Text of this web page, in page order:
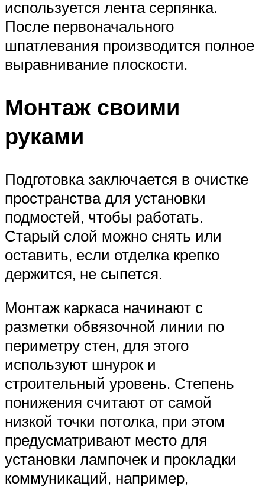
используется лента серпянка.
После первоначального
шпатлевания производится полное
выравнивание плоскости.
Монтаж своими
руками
Подготовка заключается в очистке
пространства для установки
подмостей, чтобы работать.
Старый слой можно снять или
оставить, если отделка крепко
держится, не сыпется.
Монтаж каркаса начинают с
разметки обвязочной линии по
периметру стен, для этого
используют шнурок и
строительный уровень. Степень
понижения считают от самой
низкой точки потолка, при этом
предусматривают место для
установки лампочек и прокладки
коммуникаций, например,